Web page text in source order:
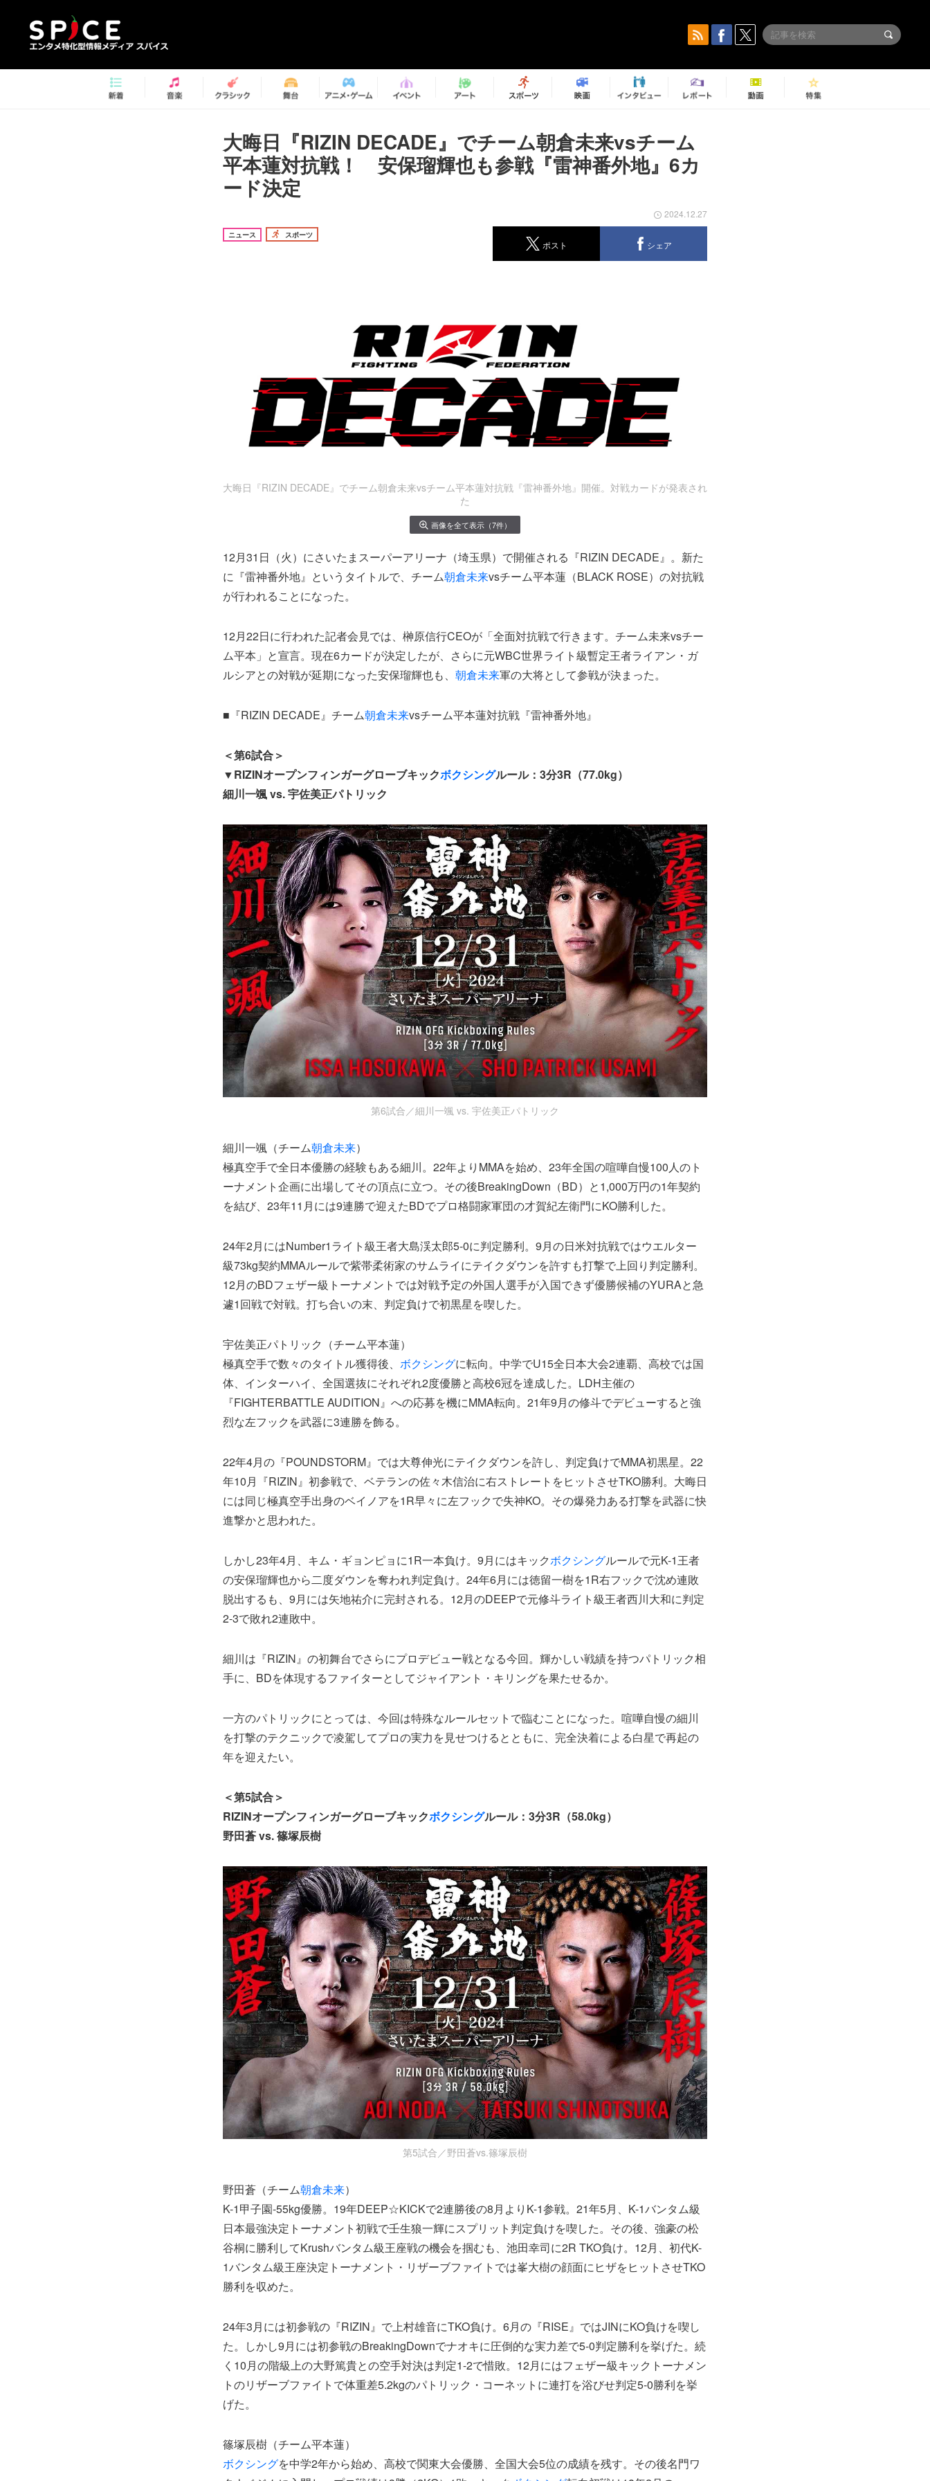
大晦日『RIZIN DECADE』でチーム朝倉未来vsチーム
平本蓮対抗戦！ 安保瑠輝也も参戦『雷神番外地』6カ
ード決定
ニュース スポーツ
2024.12.27
ポスト シェア
大晦日『RIZIN DECADE』でチーム朝倉未来vsチーム平本蓮対抗戦『雷神番外地』開催。対戦カードが発表され
た
画像を全て表示（7件）
12月31日（火）にさいたまスーパーアリーナ（埼玉県）で開催される『RIZIN DECADE』。新た
に『雷神番外地』というタイトルで、チーム朝倉未来vsチーム平本蓮（BLACK ROSE）の対抗戦
が行われることになった。
12月22日に行われた記者会見では、榊原信行CEOが「全面対抗戦で行きます。チーム未来vsチー
ム平本」と宣言。現在6カードが決定したが、さらに元WBC世界ライト級暫定王者ライアン・ガ
ルシアとの対戦が延期になった安保瑠輝也も、 朝倉未来軍の大将として参戦が決まった。
■『RIZIN DECADE』チーム朝倉未来vsチーム平本蓮対抗戦『雷神番外地』
＜第6試合＞
▼RIZINオープンフィンガーグローブキックボクシングルール：3分3R（77.0kg）
細川一颯 vs. 宇佐美正パトリック
第6試合／細川一颯 vs. 宇佐美正パトリック
細川一颯（チーム朝倉未来）
極真空手で全日本優勝の経験もある細川。22年よりMMAを始め、23年全国の喧嘩自慢100人のト
ーナメント企画に出場してその頂点に立つ。その後BreakingDown（BD）と1,000万円の1年契約
を結び、23年11月には9連勝で迎えたBDでプロ格闘家軍団の才賀紀左衛門にKO勝利した。
24年2月にはNumber1ライト級王者大島渓太郎5-0に判定勝利。9月の日米対抗戦ではウエルター
級73kg契約MMAルールで紫帯柔術家のサムライにテイクダウンを許すも打撃で上回り判定勝利。
12月のBDフェザー級トーナメントでは対戦予定の外国人選手が入国できず優勝候補のYURAと急
遽1回戦で対戦。打ち合いの末、判定負けで初黒星を喫した。
宇佐美正パトリック（チーム平本蓮）
極真空手で数々のタイトル獲得後、 ボクシングに転向。中学でU15全日本大会2連覇、高校では国
体、インターハイ、全国選抜にそれぞれ2度優勝と高校6冠を達成した。LDH主催の
『FIGHTERBATTLE AUDITION』への応募を機にMMA転向。21年9月の修斗でデビューすると強
烈な左フックを武器に3連勝を飾る。
22年4月の『POUNDSTORM』では大尊伸光にテイクダウンを許し、判定負けでMMA初黒星。22
年10月『RIZIN』初参戦で、ベテランの佐々木信治に右ストレートをヒットさせTKO勝利。大晦日
には同じ極真空手出身のベイノアを1R早々に左フックで失神KO。その爆発力ある打撃を武器に快
進撃かと思われた。
しかし23年4月、キム・ギョンピョに1R一本負け。9月にはキックボクシングルールで元K-1王者
の安保瑠輝也から二度ダウンを奪われ判定負け。24年6月には徳留一樹を1R右フックで沈め連敗
脱出するも、9月には矢地祐介に完封される。12月のDEEPで元修斗ライト級王者西川大和に判定
2-3で敗れ2連敗中。
細川は『RIZIN』の初舞台でさらにプロデビュー戦となる今回。輝かしい戦績を持つパトリック相
手に、BDを体現するファイターとしてジャイアント・キリングを果たせるか。
一方のパトリックにとっては、今回は特殊なルールセットで臨むことになった。喧嘩自慢の細川
を打撃のテクニックで凌駕してプロの実力を見せつけるとともに、完全決着による白星で再起の
年を迎えたい。
＜第5試合＞
RIZINオープンフィンガーグローブキックボクシングルール：3分3R（58.0kg）
野田蒼 vs. 篠塚辰樹
第5試合／野田蒼vs.篠塚辰樹
野田蒼（チーム朝倉未来）
K-1甲子園-55kg優勝。19年DEEP☆KICKで2連勝後の8月よりK-1参戦。21年5月、K-1バンタム級
日本最強決定トーナメント初戦で壬生狼一輝にスプリット判定負けを喫した。その後、強豪の松
谷桐に勝利してKrushバンタム級王座戦の機会を掴むも、池田幸司に2R TKO負け。12月、初代K-
1バンタム級王座決定トーナメント・リザーブファイトでは峯大樹の顔面にヒザをヒットさせTKO
勝利を収めた。
24年3月には初参戦の『RIZIN』で上村雄音にTKO負け。6月の『RISE』ではJINにKO負けを喫し
た。しかし9月には初参戦のBreakingDownでナオキに圧倒的な実力差で5-0判定勝利を挙げた。続
く10月の階級上の大野篤貴との空手対決は判定1-2で惜敗。12月にはフェザー級キックトーナメン
トのリザーブファイトで体重差5.2kgのパトリック・コーネットに連打を浴びせ判定5-0勝利を挙
げた。
篠塚辰樹（チーム平本蓮）
ボクシングを中学2年から始め、高校で関東大会優勝、全国大会5位の成績を残す。その後名門ワ